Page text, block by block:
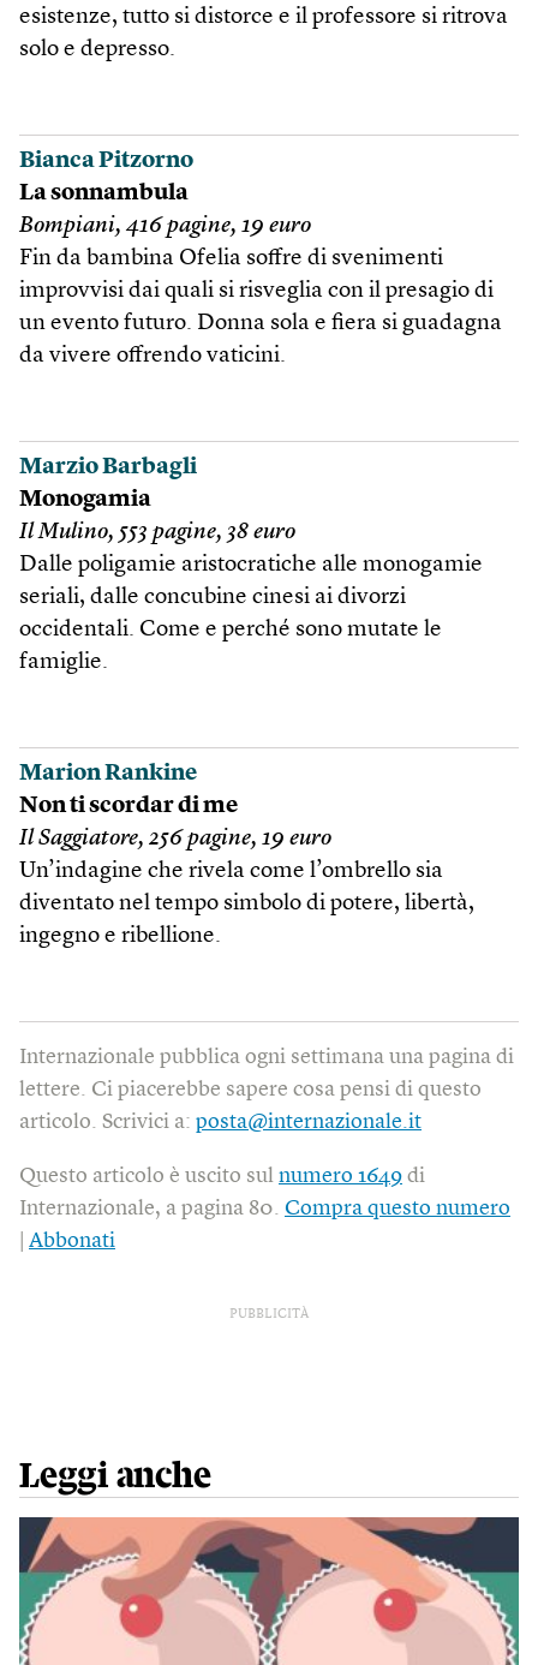
esistenze, tutto si distorce e il professore si ritrova
solo e depresso.
Bianca Pitzorno
La sonnambula
Bompiani, 416 pagine, 19 euro
Fin da bambina Ofelia soffre di svenimenti
improvvisi dai quali si risveglia con il presagio di
un evento futuro. Donna sola e fiera si guadagna
da vivere offrendo vaticini.
Marzio Barbagli
Monogamia
Il Mulino, 553 pagine, 38 euro
Dalle poligamie aristocratiche alle monogamie
seriali, dalle concubine cinesi ai divorzi
occidentali. Come e perché sono mutate le
famiglie.
Marion Rankine
Non ti scordar di me
Il Saggiatore, 256 pagine, 19 euro
Un’indagine che rivela come l’ombrello sia
diventato nel tempo simbolo di potere, libertà,
ingegno e ribellione.
Internazionale pubblica ogni settimana una pagina di
lettere. Ci piacerebbe sapere cosa pensi di questo
articolo. Scrivici a: posta@internazionale.it
Questo articolo è uscito sul numero 1649 di
Internazionale, a pagina 80. Compra questo numero
Abbonati
PUBBLICITÀ
Leggi anche